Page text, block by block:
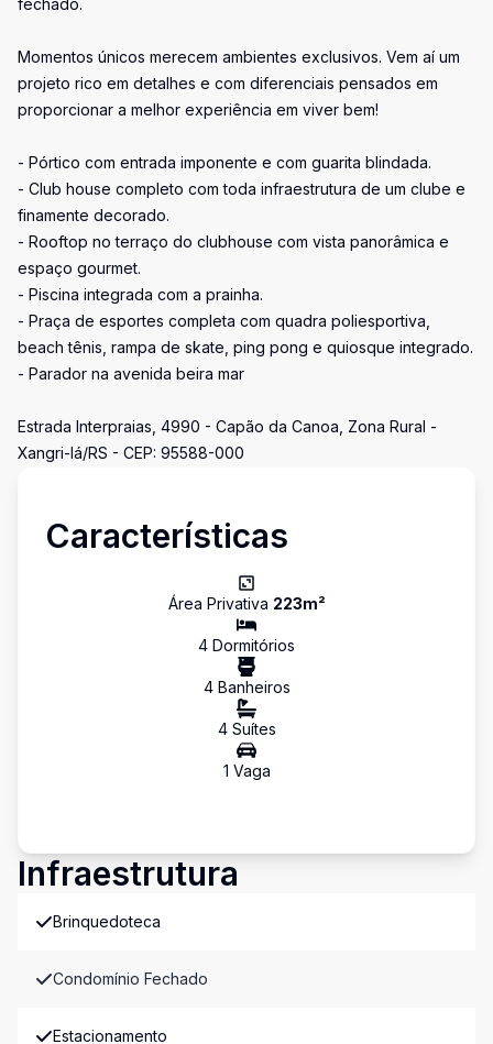
fechado.
Momentos únicos merecem ambientes exclusivos. Vem aí um
projeto rico em detalhes e com diferenciais pensados em
proporcionar a melhor experiência em viver bem!
- Pórtico com entrada imponente e com guarita blindada.
- Club house completo com toda infraestrutura de um clube e
finamente decorado.
- Rooftop no terraço do clubhouse com vista panorâmica e
espaço gourmet.
- Piscina integrada com a prainha.
- Praça de esportes completa com quadra poliesportiva,
beach tênis, rampa de skate, ping pong e quiosque integrado.
- Parador na avenida beira mar
Estrada Interpraias, 4990 - Capão da Canoa, Zona Rural -
Xangri-lá/RS - CEP: 95588-000
Características
Área Privativa 223m²
4 Dormitórios
4Banheiros
4Suítes
1 Vaga
Infraestrutura
Brinquedoteca
Condomínio Fechado
Estacionamento